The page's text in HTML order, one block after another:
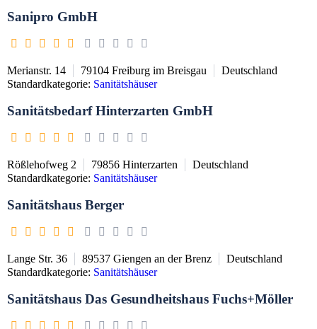
Sanipro GmbH
Merianstr. 14 79104 Freiburg im Breisgau
Deutschland
Standardkategorie: Sanitätshäuser
Sanitätsbedarf Hinterzarten GmbH
Rößlehofweg 2 79856 Hinterzarten
Deutschland
Standardkategorie: Sanitätshäuser
Sanitätshaus Berger
Lange Str. 36 89537 Giengen an der Brenz
Deutschland
Standardkategorie: Sanitätshäuser
Sanitätshaus Das Gesundheitshaus Fuchs+Möller